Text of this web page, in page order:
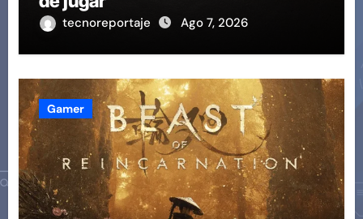
tecnoreportaje Ago 7, 2026
Gamer